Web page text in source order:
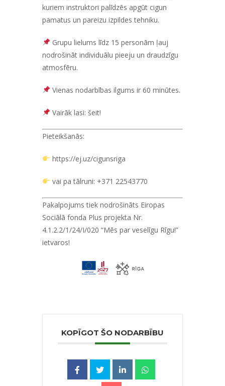
kuriem instruktori palīdzēs apgūt cigun
pamatus un pareizu izpildes tehniku.
Grupu lielums līdz 15 personām ļauj
nodrošināt individuālu pieeju un draudzīgu
atmosfēru.
Vienas nodarbības ilgums ir 60 minūtes.
Vairāk lasi: šeit!
Pieteikšanās:
https://ej.uz/cigunsriga
vai pa tālruni: +371 22543770
Pakalpojums tiek nodrošināts Eiropas
Sociālā fonda Plus projekta Nr.
4.1.2.2/1/24/I/020 “Mēs par veselīgu Rīgu!”
ietvaros!
KOPĪGOT ŠO NODARBĪBU